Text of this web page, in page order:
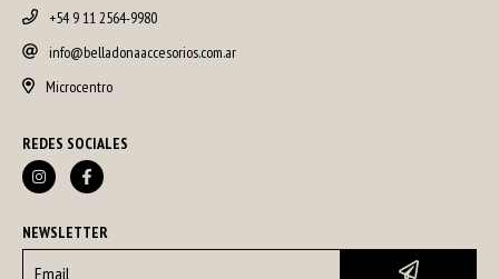
+54 9 11 2564-9980
info@belladonaaccesorios.com.ar
Microcentro
REDES SOCIALES
NEWSLETTER